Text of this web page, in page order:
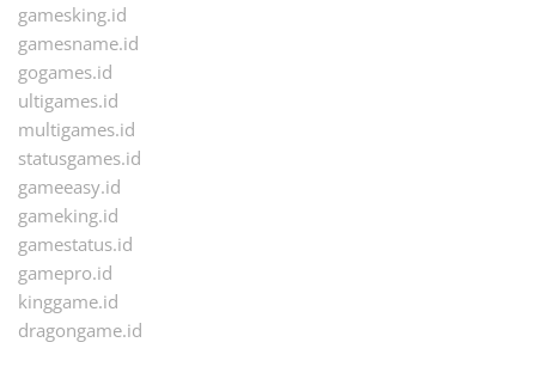
gamesking.id
gamesname.id
gogames.id
ultigames.id
multigames.id
statusgames.id
gameeasy.id
gameking.id
gamestatus.id
gamepro.id
kinggame.id
dragongame.id